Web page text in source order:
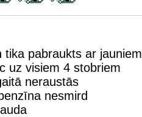
tika pabraukts ar
uz visiem 4 stobriem
neraustās
nesmird